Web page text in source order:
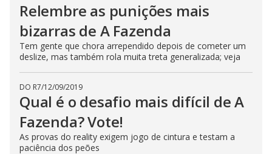
Relembre as punições mais
bizarras de A Fazenda
Tem gente que chora arrependido depois de cometer um
deslize, mas também rola muita treta generalizada; veja
DO R7/12/09/2019
Qual é o desafio mais difícil de A
Fazenda? Vote!
As provas do reality exigem jogo de cintura e testam a
paciência dos peões